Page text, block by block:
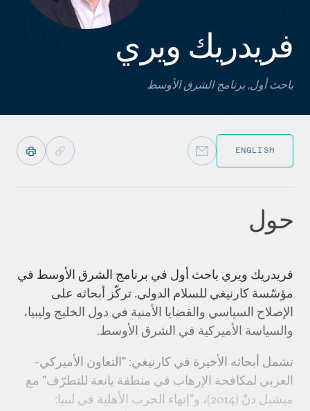
فريدريك ويري
باحث أول, برنامج الشرق الأوسط
ENGLISH
حول
فريدريك ويري باحث أول في برنامج الشرق الأوسط في
مؤسّسة كارنيغي للسلام الدولي. تركّز أبحاثه على
الإصلاح السياسي والقضايا الأمنية في دول الخليج وليبيا،
والسياسة الأميركية في الشرق الأوسط.
تشمل أبحاثه الأخيرة في كارنيغي: "التعاون الأميركي-
العربي لمكافحة الإرهاب في منطقة يانعة للتطرّف" مع
ميشيل دنّ (2014)، و"إنهاء الحرب الأهلية في ليبيا: